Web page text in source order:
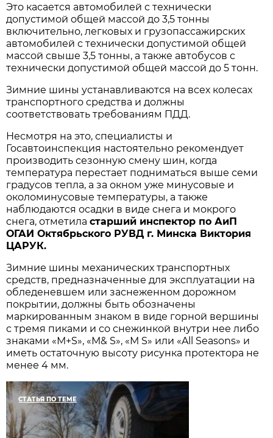
Это касается автомобилей с технически
допустимой общей массой до 3,5 тонны
включительно, легковых и грузопассажирских
автомобилей с технически допустимой общей
массой свыше 3,5 тонны, а также автобусов с
технически допустимой общей массой до 5 тонн.
Зимние шины устанавливаются на всех колесах
транспортного средства и должны
соответствовать требованиям ПДД.
Несмотря на это, специалисты и
Госавтоинспекция настоятельно рекомендует
производить сезонную смену шин, когда
температура перестает подниматься выше семи
градусов тепла, а за окном уже минусовые и
околоминусовые температуры, а также
наблюдаются осадки в виде снега и мокрого
снега, отметиластарший инспектор по АиП
ОГАИ Октябрьского РУВД г. Минска Виктория
ЦАРУК.
Зимние шины механических транспортных
средств, предназначенные для эксплуатации на
обледеневшем или заснеженном дорожном
покрытии, должны быть обозначены
маркированным знаком в виде горной вершины
с тремя пиками и со снежинкой внутри нее либо
знаками «М+S», «М& S», «М S» или «All Seasons» и
иметь остаточную высоту рисунка протектора не
менее 4 мм.
СТАТЬЯ ПО ТЕМЕ